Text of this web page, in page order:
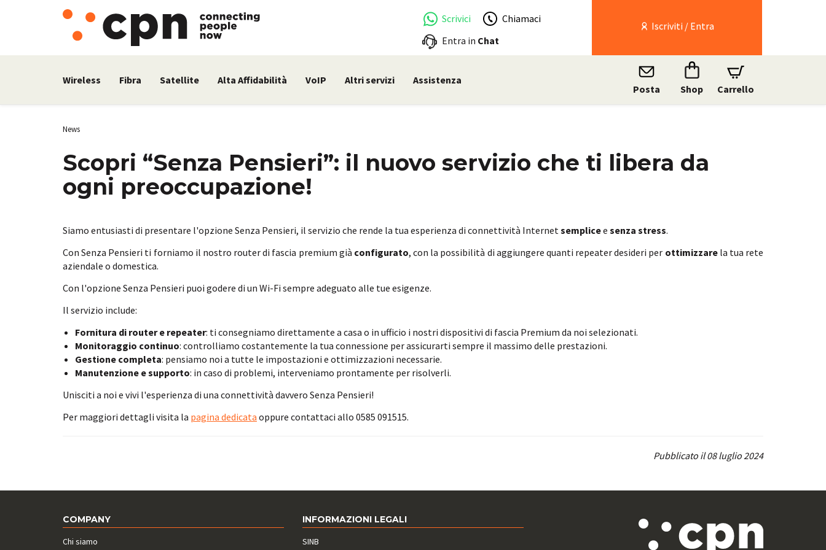
Scrivici
Chiamaci
Entra in Chat
Iscriviti / Entra
Wireless Fibra Satellite Alta Affidabilità VoIP Altri servizi Assistenza
Posta Shop Carrello
News
Scopri “Senza Pensieri”: il nuovo servizio che ti libera da
ogni preoccupazione!
Siamo entusiasti di presentare l'opzione Senza Pensieri, il servizio che rende la tua esperienza di connettività Internetsemplicee senza stress.
Con Senza Pensieri ti forniamo il nostro router di fascia premium già configurato, con la possibilità di aggiungere quanti repeater desideri per ottimizzare la tua rete
aziendale o domestica.
Con l'opzione Senza Pensieri puoi godere di un Wi-Fi sempre adeguato alle tue esigenze.
Il servizio include:
Fornitura di router e repeater: ti consegniamo direttamente a casa o in ufficio i nostri dispositivi di fascia Premium da noi selezionati.
Monitoraggio continuo: controlliamo costantemente la tua connessione per assicurarti sempre il massimo delle prestazioni.
Gestione completa: pensiamo noi a tutte le impostazioni e ottimizzazioni necessarie.
Manutenzione e supporto: in caso di problemi, interveniamo prontamente per risolverli.
Unisciti a noi e vivi l'esperienza di una connettività davvero Senza Pensieri!
Per maggiori dettagli visita la pagina dedicata oppure contattaci allo 0585 091515.
Pubblicato il 08 luglio 2024
COMPANY
Chi siamo
INFORMAZIONI LEGALI
SINB